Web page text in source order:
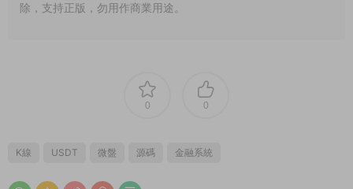
除，支持正版，勿用作商業用途。
0 0
K線 USDT 微盤 源碼 金融系統